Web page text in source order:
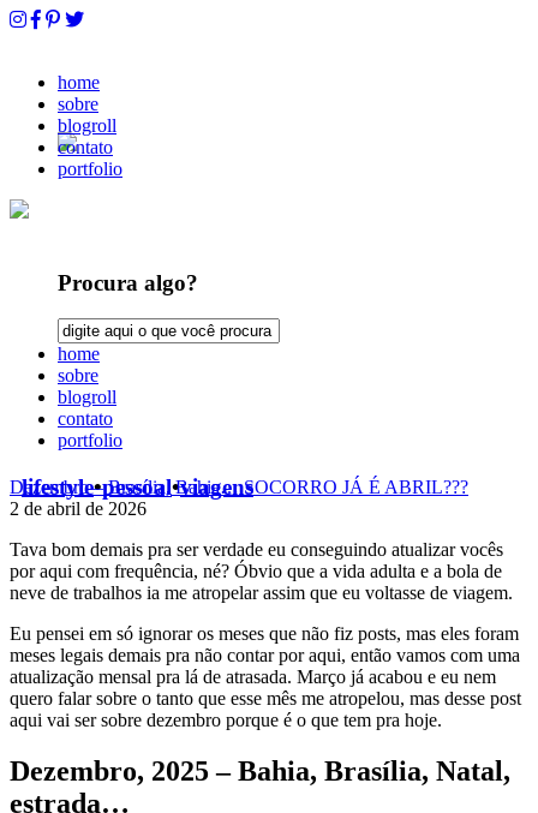
home
sobre
blogroll
contato
portfolio
Procura algo?
home
sobre
blogroll
contato
portfolio
lifestyle•pessoal•viagens
Dezembro – Brasília, Bahia… SOCORRO JÁ É ABRIL???
2 de abril de 2026
Tava bom demais pra ser verdade eu conseguindo atualizar vocês
por aqui com frequência, né? Óbvio que a vida adulta e a bola de
neve de trabalhos ia me atropelar assim que eu voltasse de viagem.
Eu pensei em só ignorar os meses que não fiz posts, mas eles foram
meses legais demais pra não contar por aqui, então vamos com uma
atualização mensal pra lá de atrasada. Março já acabou e eu nem
quero falar sobre o tanto que esse mês me atropelou, mas desse post
aqui vai ser sobre dezembro porque é o que tem pra hoje.
Dezembro, 2025 – Bahia, Brasília, Natal,
estrada…